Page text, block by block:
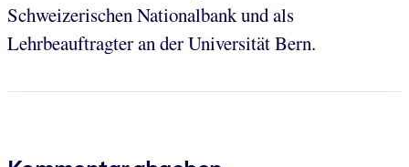
Schweizerischen Nationalbank und als
Lehrbeauftragter an der Universität Bern.